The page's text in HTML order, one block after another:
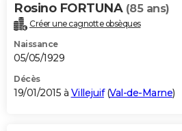
Rosino FORTUNA (85 ans)
Créer une cagnotte obsèques
Naissance
05/05/1929
Décès
19/01/2015 à Villejuif(Val-de-Marne)